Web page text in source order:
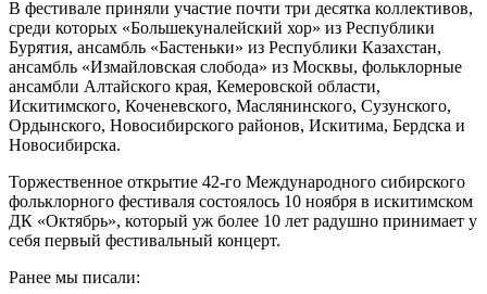
В фестивале приняли участие почти три десятка коллективов,
среди которых «Большекуналейский хор» из Республики
Бурятия, ансамбль «Бастеньки» из Республики Казахстан,
ансамбль «Измайловская слобода» из Москвы, фольклорные
ансамбли Алтайского края, Кемеровской области,
Искитимского, Коченевского, Маслянинского, Сузунского,
Ордынского, Новосибирского районов, Искитима, Бердска и
Новосибирска.
Торжественное открытие 42-го Международного сибирского
фольклорного фестиваля состоялось 10 ноября в искитимском
ДК «Октябрь», который уж более 10 лет радушно принимает у
себя первый фестивальный концерт.
Ранее мы писали: